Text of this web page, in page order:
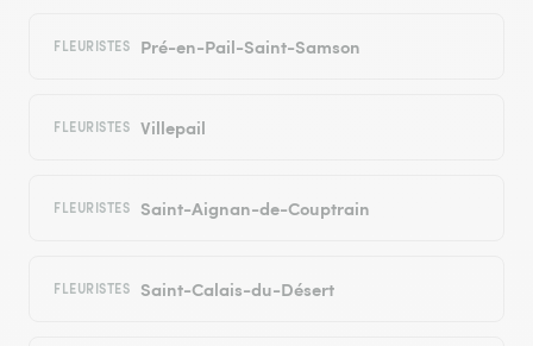
FLEURISTES Pré-en-Pail-Saint-Samson
FLEURISTES Villepail
FLEURISTES Saint-Aignan-de-Couptrain
FLEURISTES Saint-Calais-du-Désert